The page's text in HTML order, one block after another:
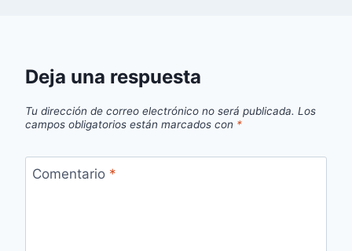
Deja una respuesta
Tu dirección de correo electrónico no será publicada. Los
campos obligatorios están marcados con *
Comentario *